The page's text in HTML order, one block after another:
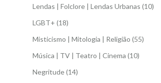
Lendas | Folclore | Lendas Urbanas (10)
LGBT+ (18)
Misticismo | Mitologia | Religião (55)
Música | TV | Teatro | Cinema (10)
Negritude(14)